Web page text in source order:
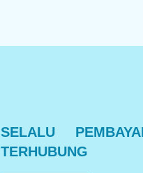
SELALU
TERHUBUNG